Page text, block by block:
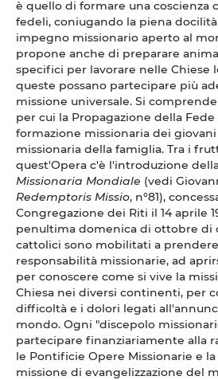
è quello di formare una coscienza
fedeli, coniugando la piena
impegno missionario aperto al
propone anche di preparare
specifici per lavorare nelle Chiese
queste possano partecipare più
missione universale. Si
per cui la Propagazione della
formazione missionaria dei
missionaria della famiglia. Tra i
quest'Opera c'è l'introduzione
Missionaria Mondiale (vedi
Redemptoris Missio, n°81),
Congregazione dei Riti il 14 aprile
penultima domenica di ottobre di
cattolici sono mobilitati a
responsabilità missionarie, ad
per conoscere come si vive la
Chiesa nei diversi continenti, per
difficoltà e i dolori legati
mondo. Ogni "discepolo
partecipare finanziariamente alla
le Pontificie Opere Missionarie e la
missione di evangelizzazione del